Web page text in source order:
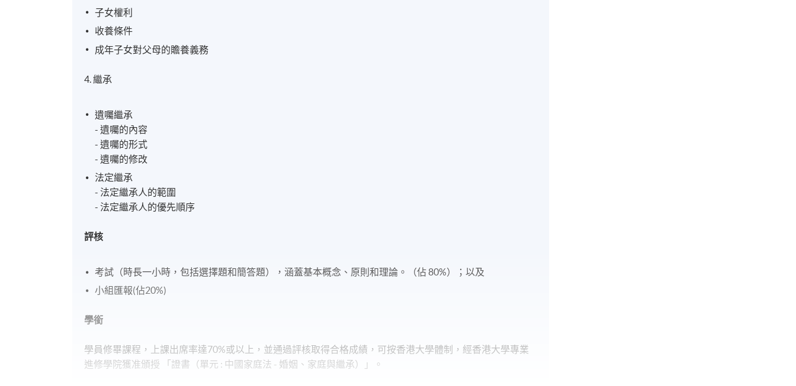
子女權利
收養條件
成年子女對父母的贍養義務
4. 繼承
遺囑繼承
- 遺囑的內容
- 遺囑的形式
- 遺囑的修改
法定繼承
- 法定繼承人的範圍
- 法定繼承人的優先順序
評核
考試（時長一小時，包括選擇題和簡答題），涵蓋基本概念、原則和理論。（佔 80%）；以及
小組匯報(佔20%)
學銜
學員修畢課程，上課出席率達70%或以上，並通過評核取得合格成績，可按香港大學體制，經香港大學專業
進修學院獲准頒授 「證書（單元 : 中國家庭法 - 婚姻、家庭與繼承）」。